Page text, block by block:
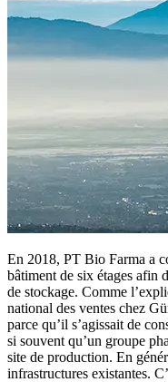
En 2018, PT Bio Farma a
bâtiment de six étages afin
de stockage. Comme
national des ventes chez
parce qu’il s’agissait de
si souvent qu’un groupe
site de production. En
infrastructures existantes.